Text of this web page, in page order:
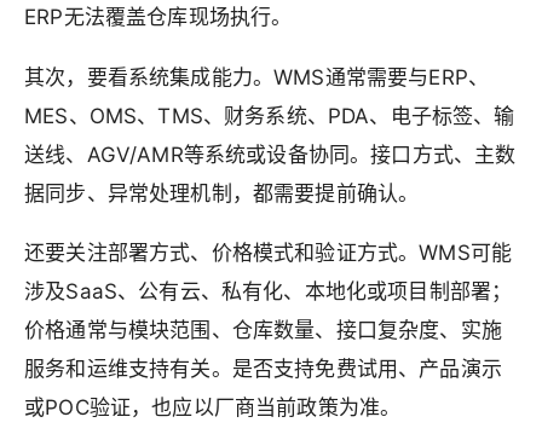
ERP无法覆盖仓库现场执行。
其次，要看系统集成能力。WMS通常需要与ERP、
MES、OMS、TMS、财务系统、PDA、电子标签、输
送线、AGV/AMR等系统或设备协同。接口方式、主数
据同步、异常处理机制，都需要提前确认。
还要关注部署方式、价格模式和验证方式。WMS可能
涉及SaaS、公有云、私有化、本地化或项目制部署；
价格通常与模块范围、仓库数量、接口复杂度、实施
服务和运维支持有关。是否支持免费试用、产品演示
或POC验证，也应以厂商当前政策为准。